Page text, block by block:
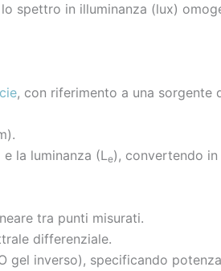
spettro in illuminanza (lux)
, con riferimento a una sorgente
e la luminanza (Le), convertendo in
tra punti misurati.
differenziale.
inverso), specificando